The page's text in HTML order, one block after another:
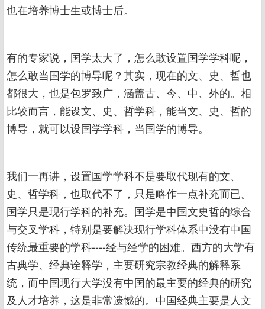
也在培养博士生或博士后。
有的专家说，国学太大了，怎么敢设置国学学科呢，
怎么敢当国学的博导呢？其实，现在的文、史、哲也
都很大，也是包罗致广，涵盖古、今、中、外的。相
比较而言，能设文、史、哲学科，能当文、史、哲的
博导，就可以设国学学科，当国学的博导。
我们一再讲，设置国学学科不是要取代现有的文、
史、哲学科，也取代不了，只是略作一点补充而已。
国学只是现行学科的补充。国学是中国文史哲的综合
与交叉学科，特别是要解决现行学科体系中没有中国
传统最重要的学科----经与经学的困难。西方的大学有
古典学、经典诠释学，主要研究宗教经典的解释系
统，而中国现行大学没有中国的最主要的经典的研究
及人才培养，这是非常遗憾的。中国经典主要是人文